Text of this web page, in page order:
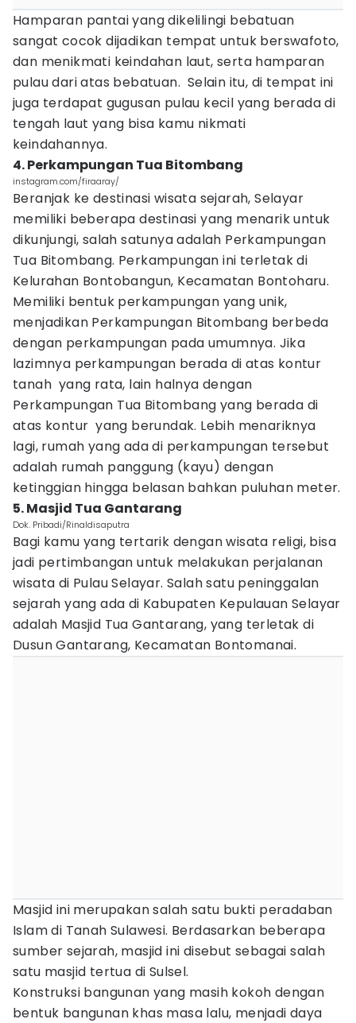
Hamparan pantai yang dikelilingi bebatuan
sangat cocok dijadikan tempat untuk berswafoto,
dan menikmati keindahan laut, serta hamparan
pulau dari atas bebatuan. Selain itu, di tempat ini
juga terdapat gugusan pulau kecil yang berada di
tengah laut yang bisa kamu nikmati
keindahannya.
4. Perkampungan Tua Bitombang
instagram.com/firaaray/
Beranjak ke destinasi wisata sejarah, Selayar
memiliki beberapa destinasi yang menarik untuk
dikunjungi, salah satunya adalah Perkampungan
Tua Bitombang. Perkampungan ini terletak di
Kelurahan Bontobangun, Kecamatan Bontoharu.
Memiliki bentuk perkampungan yang unik,
menjadikan Perkampungan Bitombang berbeda
dengan perkampungan pada umumnya. Jika
lazimnya perkampungan berada di atas kontur
tanah yang rata, lain halnya dengan
Perkampungan Tua Bitombang yang berada di
atas kontur yang berundak. Lebih menariknya
lagi, rumah yang ada di perkampungan tersebut
adalah rumah panggung (kayu) dengan
ketinggian hingga belasan bahkan puluhan meter.
5. Masjid Tua Gantarang
Dok. Pribadi/Rinaldisaputra
Bagi kamu yang tertarik dengan wisata religi, bisa
jadi pertimbangan untuk melakukan perjalanan
wisata di Pulau Selayar. Salah satu peninggalan
sejarah yang ada di Kabupaten Kepulauan Selayar
adalah Masjid Tua Gantarang, yang terletak di
Dusun Gantarang, Kecamatan Bontomanai.
Masjid ini merupakan salah satu bukti peradaban
Islam di Tanah Sulawesi. Berdasarkan beberapa
sumber sejarah, masjid ini disebut sebagai salah
satu masjid tertua di Sulsel.
Konstruksi bangunan yang masih kokoh dengan
bentuk bangunan khas masa lalu, menjadi daya